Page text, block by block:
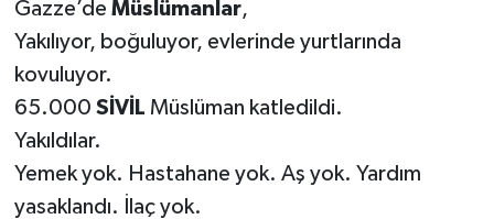
Gazze’de Müslümanlar,
Yakılıyor, boğuluyor, evlerinde yurtlarında
kovuluyor.
65.000 SİVİL Müslüman katledildi.
Yakıldılar.
Yemek yok. Hastahane yok. Aş yok. Yardım
yasaklandı. İlaç yok.